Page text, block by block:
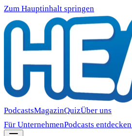
Zum Hauptinhalt springen
PodcastsMagazinQuizÜber uns
Für UnternehmenPodcasts entdecken